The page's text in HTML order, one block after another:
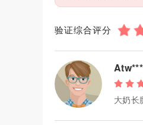
验证综合评分
大奶长